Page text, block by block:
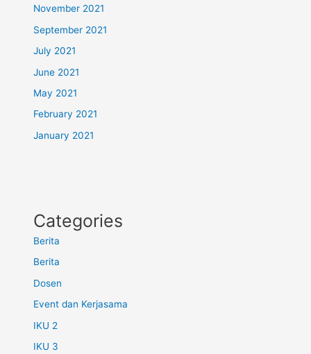
November 2021
September 2021
July 2021
June 2021
May 2021
February 2021
January 2021
Categories
Berita
Berita
Dosen
Event dan Kerjasama
IKU 2
IKU 3